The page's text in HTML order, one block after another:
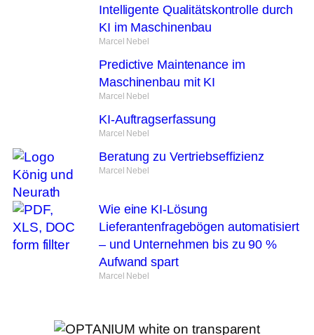
Intelligente Qualitätskontrolle durch
KI im Maschinenbau
Marcel Nebel
Predictive Maintenance im
Maschinenbau mit KI
Marcel Nebel
KI-Auftragserfassung
Marcel Nebel
Beratung zu Vertriebseffizienz
Marcel Nebel
Wie eine KI-Lösung
Lieferantenfragebögen automatisiert
– und Unternehmen bis zu 90 %
Aufwand spart
Marcel Nebel